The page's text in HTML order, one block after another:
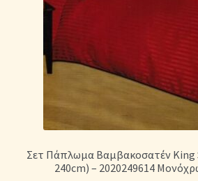
Σετ Πάπλωμα Βαμβακοσατέν King
240cm) – 2020249614